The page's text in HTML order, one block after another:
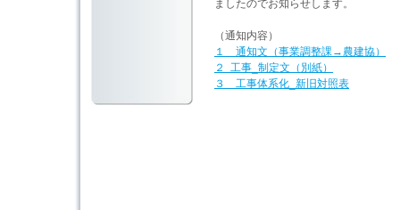
ましたのでお知らせします。
（通知内容）
１ 通知文（事業調整課→農建協）
２ 工事_制定文（別紙）
３ 工事体系化_新旧対照表